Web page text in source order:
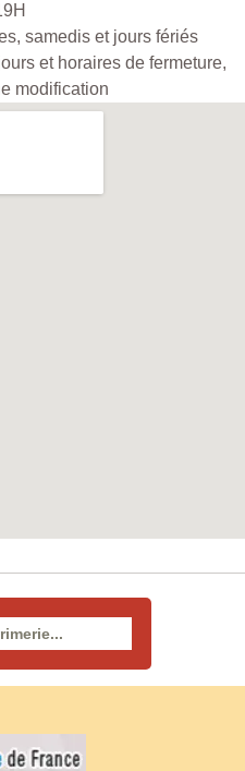
samedis et jours fériés
et horaires de fermeture,
modification